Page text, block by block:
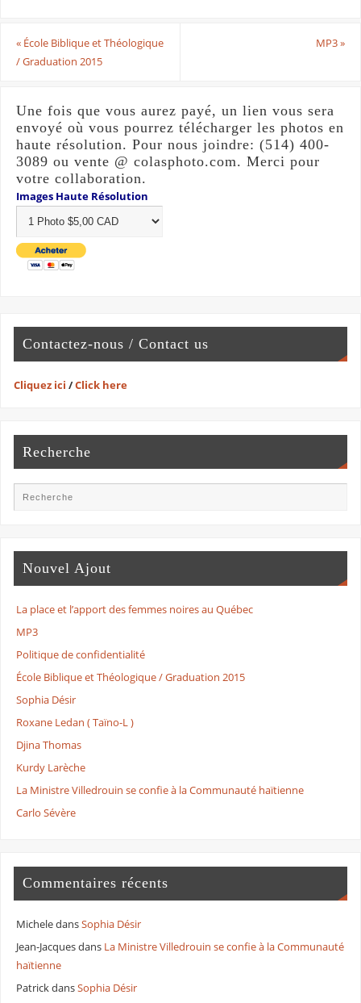
«École Biblique et Théologique
/ Graduation 2015
MP3»
Une fois que vous aurez payé, un lien vous sera
envoyé où vous pourrez télécharger les photos en
haute résolution. Pour nous joindre: (514) 400-
3089 ou vente @ colasphoto.com. Merci pour
votre collaboration.
Images Haute Résolution
Contactez-nous / Contact us
Cliquez ici /Click here
Recherche
Nouvel Ajout
La place et l’apport des femmes noires au Québec
MP3
Politique de confidentialité
École Biblique et Théologique / Graduation 2015
Sophia Désir
Roxane Ledan ( Taïno-L )
Djina Thomas
Kurdy Larèche
La Ministre Villedrouin se confie à la Communauté haïtienne
Carlo Sévère
Commentaires récents
MicheledansSophia Désir
Jean-Jacquesdans La Ministre Villedrouin se confie à la Communauté
haïtienne
PatrickdansSophia Désir